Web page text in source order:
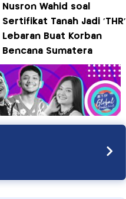
Nusron Wahid soal
Sertifikat Tanah Jadi 'THR'
Lebaran Buat Korban
Bencana Sumatera